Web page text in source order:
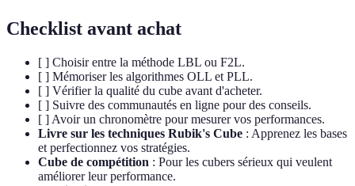
Checklist avant achat
[ ] Choisir entre la méthode LBL ou F2L.
[ ] Mémoriser les algorithmes OLL et PLL.
[ ] Vérifier la qualité du cube avant d'acheter.
[ ] Suivre des communautés en ligne pour des conseils.
[ ] Avoir un chronomètre pour mesurer vos performances.
Livre sur les techniques Rubik's Cube : Apprenez les bases
et perfectionnez vos stratégies.
Cube de compétition : Pour les cubers sérieux qui veulent
améliorer leur performance.